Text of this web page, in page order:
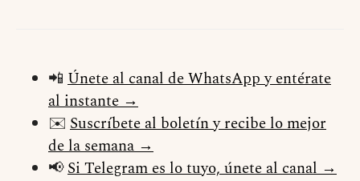
📲 Únete al canal de WhatsApp y entérate
al instante →
✉️ Suscríbete al boletín y recibe lo mejor
de la semana →
📢Si Telegram es lo tuyo, únete al canal →